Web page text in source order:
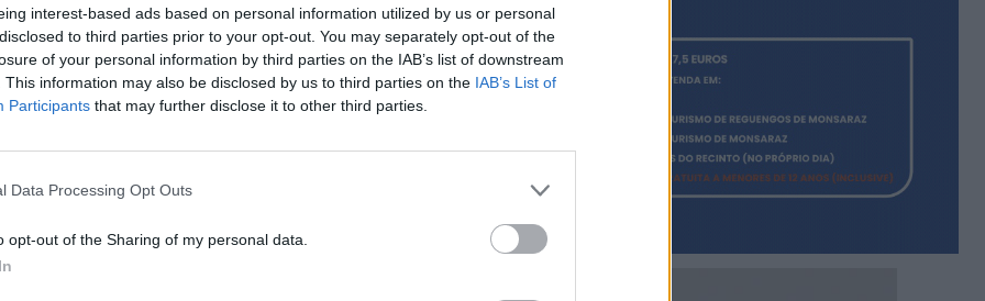
interest-based ads based on personal information utilized by us or personal
to third parties prior to your opt-out. You may separately opt-out of the
of your personal information by third parties on the IAB’s list of downstream
This information may also be disclosed by us to third parties on the IAB’s List of
Participants that may further disclose it to other third parties.
Data Processing Opt Outs
opt-out of the Sharing of my personal data.
novo modelo de olivicultura que recupera a
por serviços ambientais, através de
e medidas agroambientais da nova
permite também economizar consumos na
média de 22% no custo de fertilizantes e